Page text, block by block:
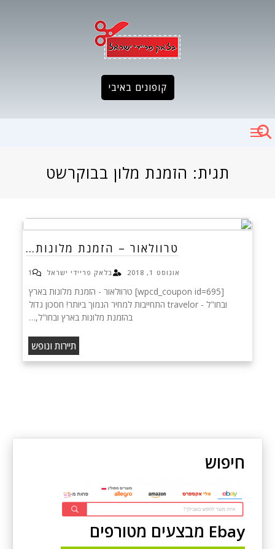
קופונים באיבי
תגית: הזמנת מלון בבוקרשט
טרוולאור – הזמנת מלונות…
אוגוסט 1, 2018 בלאק פריידי ישראל 1
[wpcd_coupon id=695] טרוולאור - הזמנת מלונות בארץ
ובחו"ל - travelor התחייבות למחיר הנמוך ביותר! חסכון גדול
בהזמנת מלונות בארץ ובחו"ל,…
תיירות ונופש
חיפוש
Ebay מבצעים מטורפים